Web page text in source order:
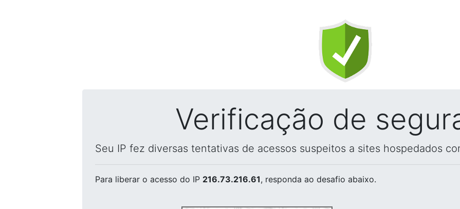
Verificação de
Seu IP fez diversas tentativas de acessos suspeitos a sites hospedados
Para liberar o acesso do IP 216.73.216.61, responda ao desafio abaixo.